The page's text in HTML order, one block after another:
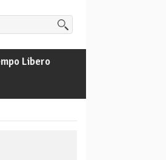
Libero